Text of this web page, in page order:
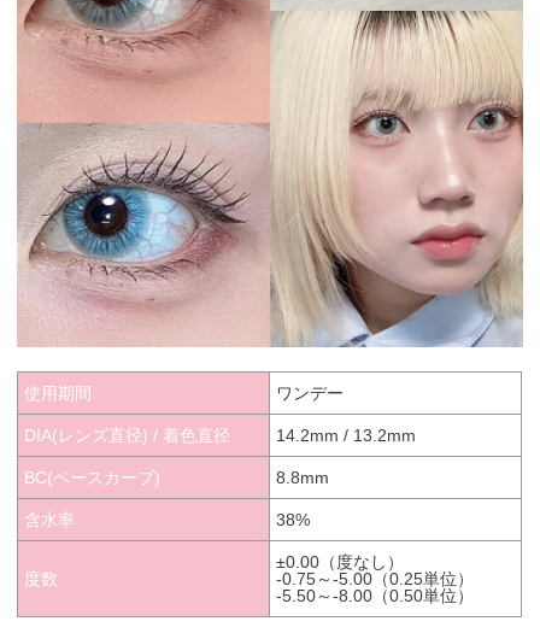
使用期間 ワンデー
DIA(レンズ直径) / 着色直径 14.2mm / 13.2mm
BC(ベースカーブ) 8.8mm
含水率 38%
度数
±0.00（度なし）
-0.75～-5.00（0.25単位）
-5.50～-8.00（0.50単位）